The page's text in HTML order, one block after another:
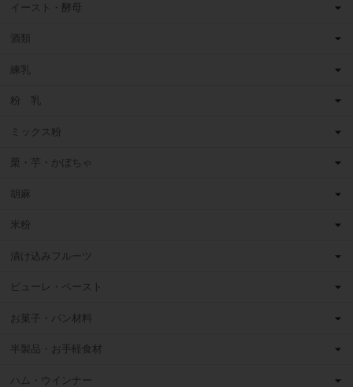
イースト・酵母
酒類
練乳
粉 乳
ミックス粉
栗・芋・かぼちゃ
胡麻
米粉
漬け込みフルーツ
ピューレ・ペースト
お菓子・パン材料
半製品・お手軽食材
ハム・ウインナー